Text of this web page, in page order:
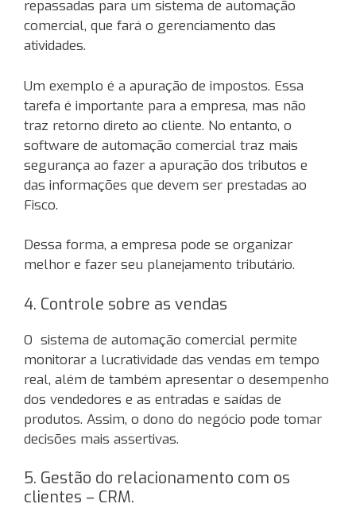
repassadas para um sistema de automação
comercial, que fará o gerenciamento das
atividades.
Um exemplo é a apuração de impostos. Essa
tarefa é importante para a empresa, mas não
traz retorno direto ao cliente. No entanto, o
software de automação comercial traz mais
segurança ao fazer a apuração dos tributos e
das informações que devem ser prestadas ao
Fisco.
Dessa forma, a empresa pode se organizar
melhor e fazer seu planejamento tributário.
4. Controle sobre as vendas
O sistema de automação comercial permite
monitorar a lucratividade das vendas em tempo
real, além de também apresentar o desempenho
dos vendedores e as entradas e saídas de
produtos. Assim, o dono do negócio pode tomar
decisões mais assertivas.
5. Gestão do relacionamento com os
clientes – CRM.